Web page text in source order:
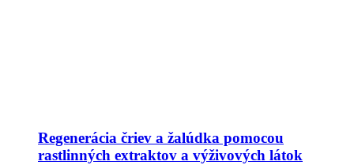
Regenerácia čriev a žalúdka pomocou
rastlinných extraktov a výživových látok